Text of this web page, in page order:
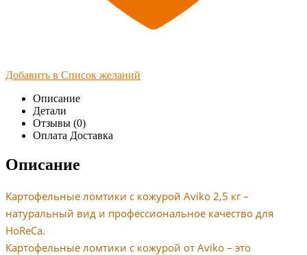
Добавить в Список желаний
Описание
Детали
Отзывы (0)
Оплата Доставка
Описание
Картофельные ломтики с кожурой Aviko 2,5 кг –
натуральный вид и профессиональное качество для
HoReCa.
Картофельные ломтики с кожурой от Aviko – это